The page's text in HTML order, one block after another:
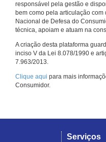
responsável pela gestão e
bem como pela articulação
Nacional de Defesa do
técnica, apoiam e atuam na
A criação desta plataforma
inciso V da Lei 8.078/1990 e
7.963/2013.
Clique aqui para mais
Consumidor.
Serviços